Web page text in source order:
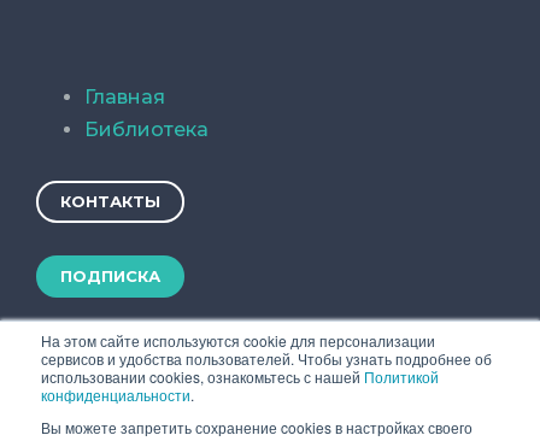
На этом сайте используются cookie для персонализации
сервисов и удобства пользователей. Чтобы узнать подробнее об
использовании cookies, ознакомьтесь с нашей Политикой
конфиденциальности.
Вы можете запретить сохранение cookies в настройках своего
Главная
Библиотека
КОНТАКТЫ
ПОДПИСКА